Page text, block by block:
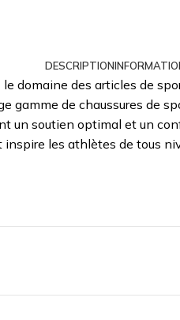
DESCRIPTION
domaine des articles de
gamme de chaussures de
un soutien optimal et un
inspire les athlètes de tous